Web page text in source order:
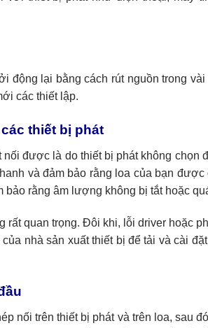
động lại bằng cách rút nguồn trong
các thiết lập.
thiết bị phát
được là do thiết bị phát không chọn
và đảm bảo rằng loa của bạn
rằng âm lượng không bị tắt hoặc
quan trọng. Đôi khi, lỗi driver hoặc
nhà sản xuất thiết bị để tải và cài
nối trên thiết bị phát và trên loa, sau